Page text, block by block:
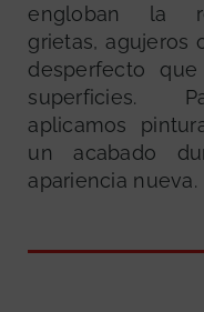
engloban la
grietas, agujeros
desperfecto
superficies.
aplicamos
un acabado
apariencia nueva.